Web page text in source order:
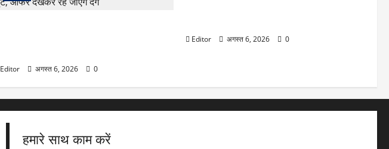
Editor अगस्त 6, 2026 0
Editor अगस्त 6, 2026 0
हमारे साथ काम करें